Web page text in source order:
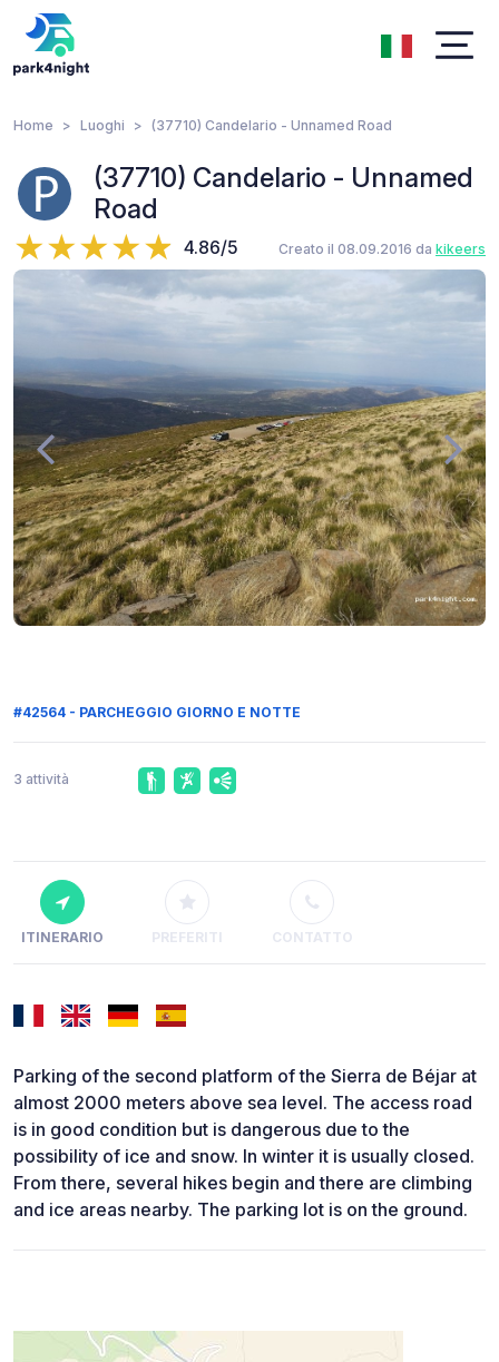
Home Luoghi (37710) Candelario - Unnamed Road
(37710) Candelario - Unnamed
Road
4.86/5 Creato il 08.09.2016 da kikeers
#42564 - PARCHEGGIO GIORNO E NOTTE
3 attività
ITINERARIO PREFERITI CONTATTO
Parking of the second platform of the Sierra de Béjar at
almost 2000 meters above sea level. The access road
is in good condition but is dangerous due to the
possibility of ice and snow. In winter it is usually closed.
From there, several hikes begin and there are climbing
and ice areas nearby. The parking lot is on the ground.